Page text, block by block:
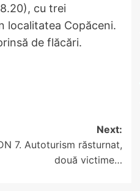
cu trei
localitatea Copăceni.
de flăcări.
Next:
7. Autoturism răsturnat,
două victime…